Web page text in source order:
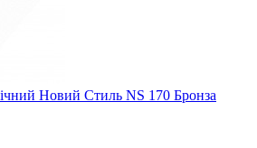
Новий Стиль NS 170 Бронза